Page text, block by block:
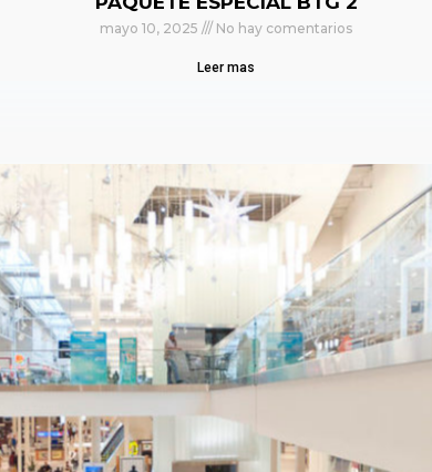
mayo 10, 2025 No hay comentarios
Leer mas